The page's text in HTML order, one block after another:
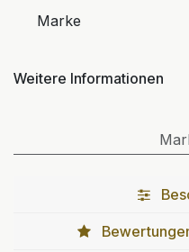
Marke
Weitere Informationen